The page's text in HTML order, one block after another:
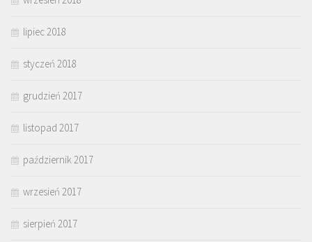
lipiec 2018
styczeń 2018
grudzień 2017
listopad 2017
październik 2017
wrzesień 2017
sierpień 2017